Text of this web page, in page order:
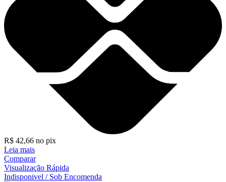
R$ 42,66 no pix
Leia mais
Comparar
Visualização Rápida
Indisponivel / Sob Encomenda